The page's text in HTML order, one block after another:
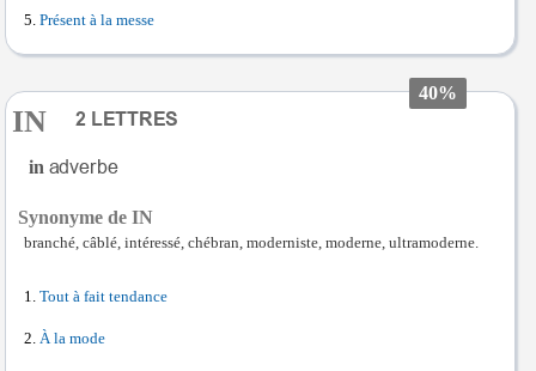
Présent à la messe
40%
IN
in
Synonyme de IN
branché, câblé, intéressé, chébran, moderniste, moderne, ultramoderne.
Tout à fait tendance
À la mode